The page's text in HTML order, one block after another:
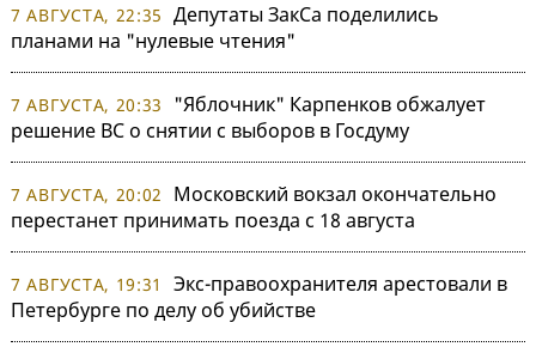
7 АВГУСТА, 22:35 Депутаты ЗакСа поделились
планами на "нулевые чтения"
7 АВГУСТА, 20:33
"Яблочник" Карпенков обжалует
решение ВС о снятии с выборов в Госдуму
7 АВГУСТА, 20:02
Московский вокзал окончательно
перестанет принимать поезда с 18 августа
7 АВГУСТА, 19:31
Экс-правоохранителя арестовали в
Петербурге по делу об убийстве